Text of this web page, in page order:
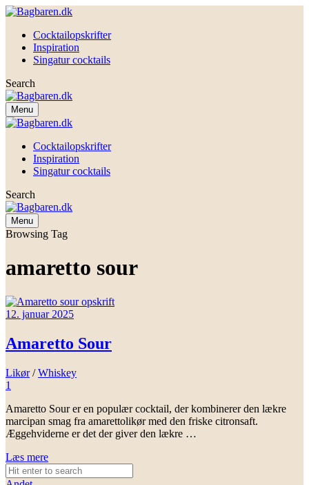
Cocktailopskrifter
Inspiration
Singatur cocktails
Search
Menu
Cocktailopskrifter
Inspiration
Singatur cocktails
Search
Menu
Browsing Tag
amaretto sour
12. januar 2025
Amaretto Sour
Likør/Whiskey
1
Amaretto Sour er en populær cocktail, der kombinerer den lækre
marcipan smag fra amarettolikør med den friske citronsaft.
Æggehviderne er det der giver den lækre …
Læs mere